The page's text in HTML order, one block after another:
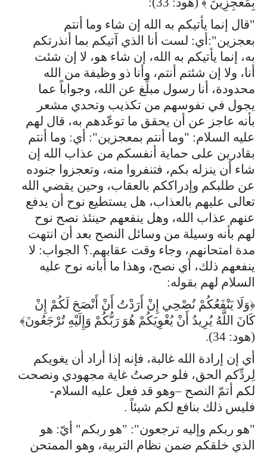
"قال إنما يأتيكم به الله إن شاء وما أنتم
بعجزين":أي: لست أنا الذي آتيكم بما أنذرتكم
به، إنما يأتيكم به الله، إن شاء هو، لا إن شئت
أنا، ولا إن شئتم أنتم، وأنا ذو وظيفة من الله
محدودة، أنا رسول مبلِّغ عن الله، وجواباً عما
يجول في نفوسهم من تكذيب وتحدي مشعر
بأنه عاجز عن أن يحقق ما توعّدهم به، قال لهم
عليه السلام: "وما أنتم بمعجزين": أي: وما أنتم
بقادرين على حماية أنفسكم من عذاب الله إن
شاء أن ينزله بكم، فتنفروا منه، وتعجزوا جنوده
عن طلبكم وإدراككم بالعقاب، وحين يقضي الله
تعالى عليهم بالعذاب، هل يستطيع نوح أن يدفع
عنهم عذاب الله، وهل ينفعهم حينئذ نصح نوح
لهم بأنه وسيلة من وسائل النصح بعد أن انتهت
مدة امتحانهم، وجاء وقت عقابهم.؟ الجواب: لا
ينفعهم ذلك، أي نصح، وهذا ما أبانه نوح عليه
السلام لهم بقوله:
﴿وَلَا يَنْفَعُكُمْ نُصْحِي إِنْ أَرَدْتُ أَنْ أَنْصَحَ لَكُمْ إِنْ
كَانَ اللَّهُ يُرِيدُ أَنْ يُغْوِيَكُمْ هُوَ رَبُّكُمْ وَإِلَيْهِ تُرْجَعُونَ﴾
(هود: 34).
أي إن إرادة الله غالبة، فإنه إذا أراد أن يغويكم
لِردِّكم الحق، فلو حرصتُ غاية مجهودي ونصحت
لكم أتمّ النصح –وهو قد فعل عليه السلام-
فليس ذلك بنافع لكم شيئاً .
"هو ربكم وإليه ترجعون": "هو ربكم" أيّ: هو
الذي خلقكم ضمن نظام التربية، وهو الممتحن